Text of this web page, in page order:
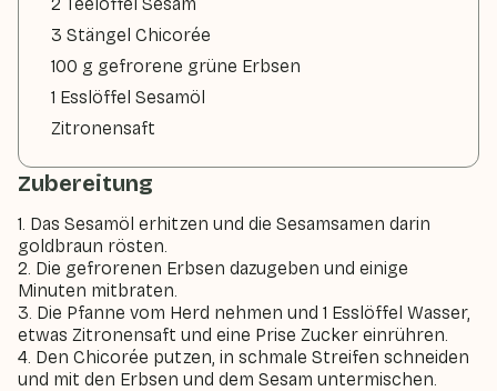
3 Stängel Chicorée
100 g gefrorene grüne Erbsen
1 Esslöffel Sesamöl
Zitronensaft
Zubereitung
1. Das Sesamöl erhitzen und die Sesamsamen darin
goldbraun rösten.
2. Die gefrorenen Erbsen dazugeben und einige
Minuten mitbraten.
3. Die Pfanne vom Herd nehmen und 1 Esslöffel Wasser,
etwas Zitronensaft und eine Prise Zucker einrühren.
4. Den Chicorée putzen, in schmale Streifen schneiden
und mit den Erbsen und dem Sesam untermischen.